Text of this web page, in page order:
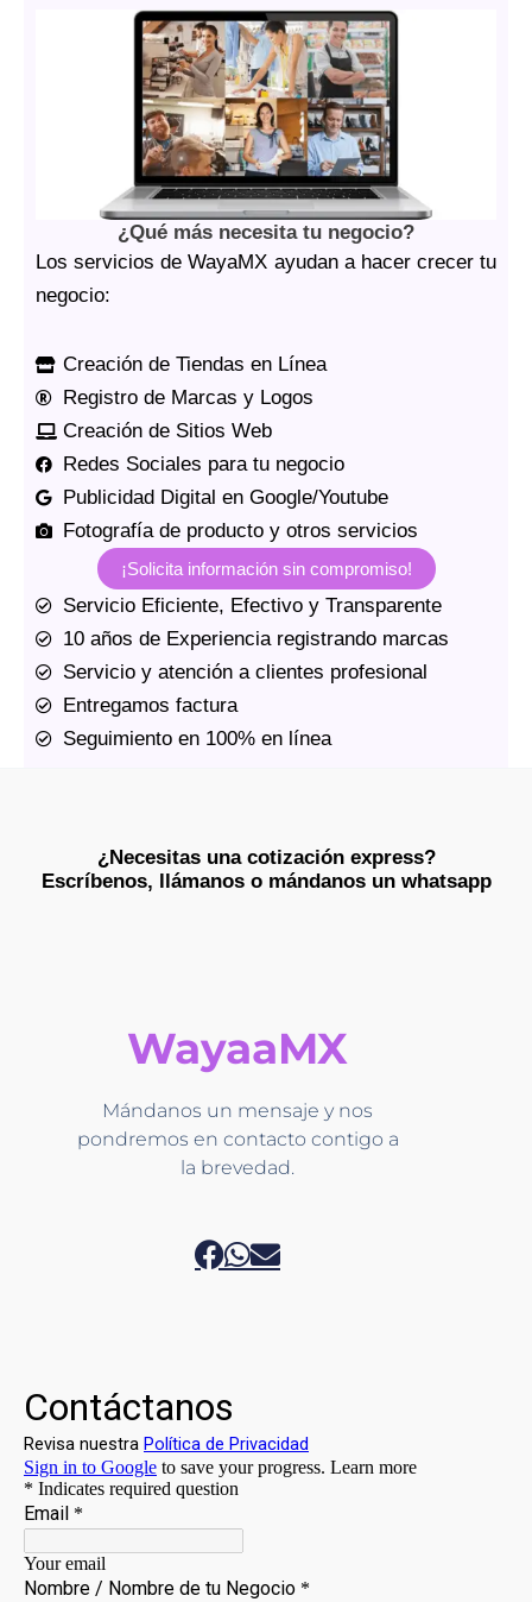
¿Qué más necesita tu negocio?
Los servicios de WayaMX ayudan a hacer crecer tu
negocio:
Creación de Tiendas en Línea
Registro de Marcas y Logos
Creación de Sitios Web
Redes Sociales para tu negocio
Publicidad Digital en Google/Youtube
Fotografía de producto y otros servicios
¡Solicita información sin compromiso!
Servicio Eficiente, Efectivo y Transparente
10 años de Experiencia registrando marcas
Servicio y atención a clientes profesional
Entregamos factura
Seguimiento en 100% en línea
¿Necesitas una cotización express?
Escríbenos, llámanos o mándanos un whatsapp​
WayaaMX
Mándanos un mensaje y nos
pondremos en contacto contigo a
la brevedad.